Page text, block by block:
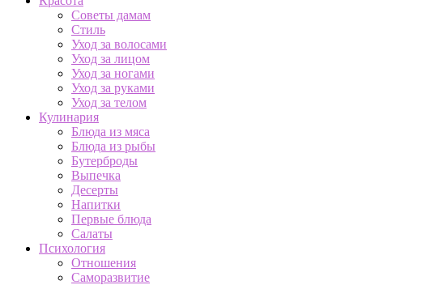
Советы дамам
Стиль
Уход за волосами
Уход за лицом
Уход за ногами
Уход за руками
Уход за телом
Кулинария
Блюда из мяса
Блюда из рыбы
Бутерброды
Выпечка
Десерты
Напитки
Первые блюда
Салаты
Психология
Отношения
Саморазвитие